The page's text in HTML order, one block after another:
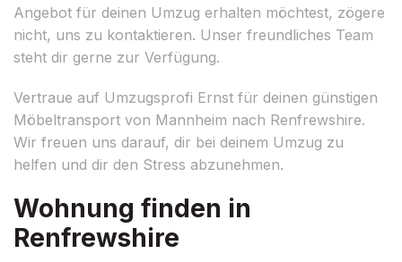
Angebot für deinen Umzug erhalten möchtest, zögere
nicht, uns zu kontaktieren. Unser freundliches Team
steht dir gerne zur Verfügung.
Vertraue auf Umzugsprofi Ernst für deinen günstigen
Möbeltransport von Mannheim nach Renfrewshire.
Wir freuen uns darauf, dir bei deinem Umzug zu
helfen und dir den Stress abzunehmen.
Wohnung finden in
Renfrewshire